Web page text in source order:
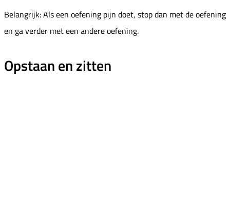
Belangrijk: Als een oefening pijn doet, stop dan met de oefening
en ga verder met een andere oefening.
Opstaan en zitten